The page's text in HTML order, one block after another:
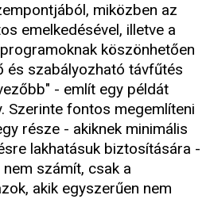
miközben az
emelkedésével, illetve a
köszönhetően
és szabályozható távfűtés
- említ egy példát
Szerinte fontos megemlíteni
része - akiknek minimális
lakhatásuk biztosítására -
számít, csak a
akik egyszerűen nem